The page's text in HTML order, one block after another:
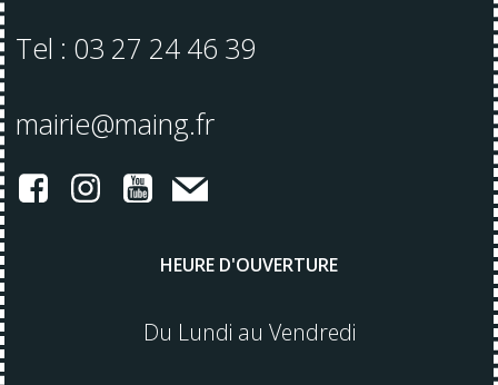
Tel : 03 27 24 46 39
mairie@maing.fr
HEURE D'OUVERTURE
Du Lundi au Vendredi